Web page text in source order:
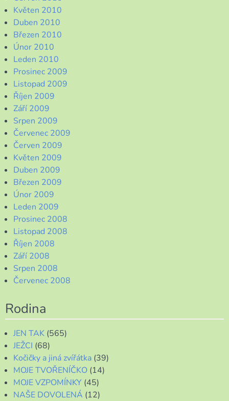
Květen 2010
Duben 2010
Březen 2010
Únor 2010
Leden 2010
Prosinec 2009
Listopad 2009
Říjen 2009
Září 2009
Srpen 2009
Červenec 2009
Červen 2009
Květen 2009
Duben 2009
Březen 2009
Únor 2009
Leden 2009
Prosinec 2008
Listopad 2008
Říjen 2008
Září 2008
Srpen 2008
Červenec 2008
Rodina
JEN TAK (565)
JEŽCI (68)
Kočičky a jiná zvířátka (39)
MOJE TVOŘENÍČKO (14)
MOJE VZPOMÍNKY (45)
NAŠE DOVOLENÁ (12)